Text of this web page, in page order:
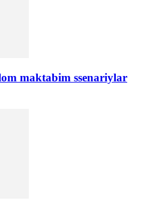
maktabim ssenariylar